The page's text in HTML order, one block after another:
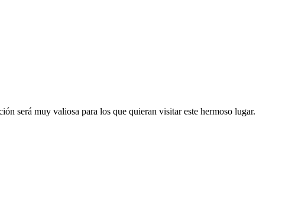
será muy valiosa para los que quieran visitar este hermoso lugar.